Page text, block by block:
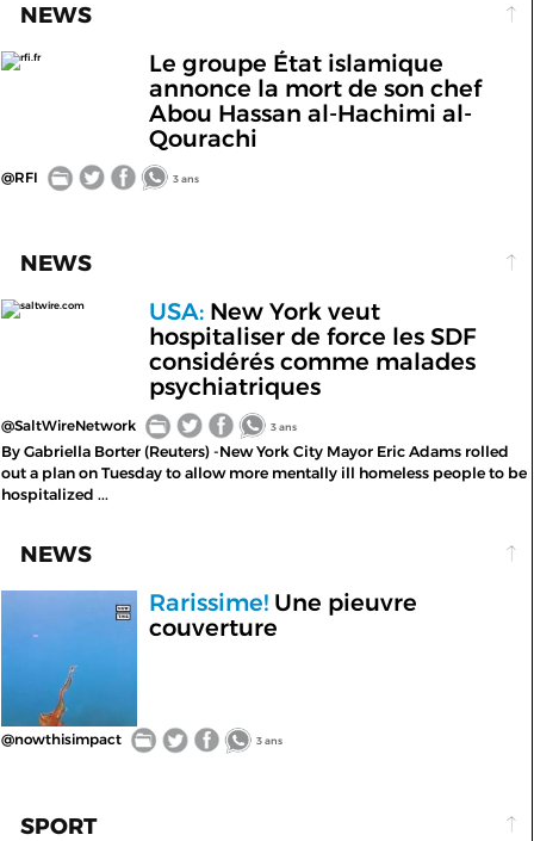
NEWS
rfi.fr
Le groupe État islamique
annonce la mort de son chef
Abou Hassan al-Hachimi al-
Qourachi
@RFI 3 ans
NEWS
saltwire.com USA:New York veut
hospitaliser de force les SDF
considérés comme malades
psychiatriques
@SaltWireNetwork 3 ans
By Gabriella Borter (Reuters) -New York City Mayor Eric Adams rolled
out a plan on Tuesday to allow more mentally ill homeless people to be
hospitalized ...
NEWS
Rarissime!Une pieuvre
couverture
@nowthisimpact 3 ans
SPORT